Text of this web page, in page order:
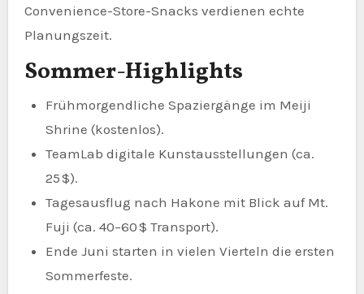
Convenience-Store-Snacks verdienen echte
Planungszeit.
Sommer-Highlights
Frühmorgendliche Spaziergänge im Meiji
Shrine (kostenlos).
TeamLab digitale Kunstausstellungen (ca.
25 $).
Tagesausflug nach Hakone mit Blick auf Mt.
Fuji (ca. 40–60 $ Transport).
Ende Juni starten in vielen Vierteln die ersten
Sommerfeste.